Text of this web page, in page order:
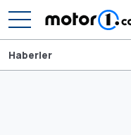
Haberler